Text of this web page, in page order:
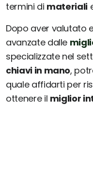
termini di materiali
Dopo aver valutato
avanzate dalle
specializzate nel
chiavi in mano,
quale affidarti per
ottenere il miglior